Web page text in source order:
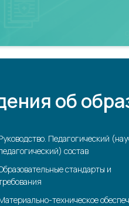
об
Педагогический
состав
стандарты и
техническое